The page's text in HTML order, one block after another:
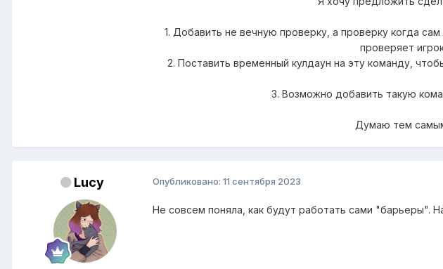
1. Добавить не вечную проверку, а проверку когда
проверяет
2. Поставить временный кулдаун на эту команду,
3. Возможно добавить такую
Думаю тем самым
Lucy Опубликовано: 11 сентября 2023
Не совсем поняла, как будут работать сами "барьеры".